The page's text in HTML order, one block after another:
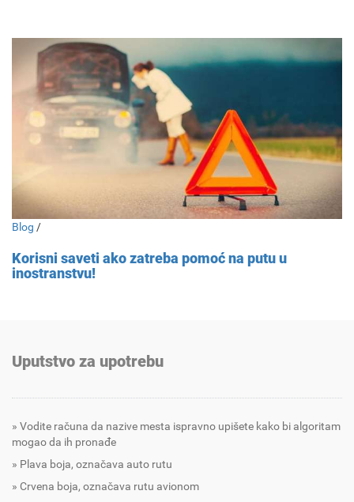
Blog /
Korisni saveti ako zatreba pomoć na putu u
inostranstvu!
Uputstvo za upotrebu
Vodite računa da nazive mesta ispravno upišete kako bi algoritam
mogao da ih pronađe
Plava boja, označava auto rutu
Crvena boja, označava rutu avionom